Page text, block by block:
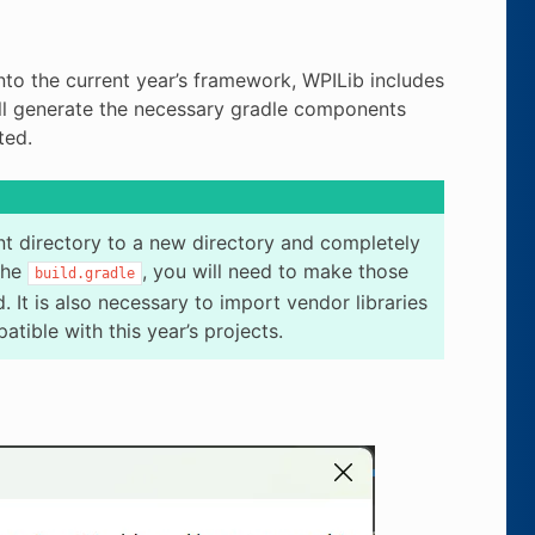
the current year’s framework, WPILib includes
the necessary gradle components
directory to a new directory and completely
build.gradle , you will need to make those
It is also necessary to import vendor libraries
with this year’s projects.